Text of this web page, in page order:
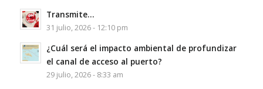
Transmite…
31 julio, 2026 - 12:10 pm
¿Cuál será el impacto ambiental de profundizar
el canal de acceso al puerto?
29 julio, 2026 - 8:33 am